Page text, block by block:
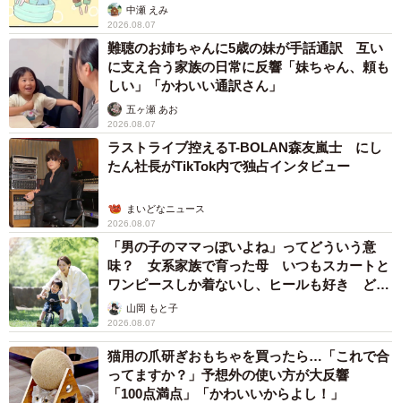
では仕事の後、まずトレーニングをする生活に変化したの
だそう。
「仕事後にトレーニングしてから飲む、という少しだけ健
康的な生活になりました（笑）。実はビフォー写真の当
時、自分では自身を『昔スポーツをやっていたガタイのい
い人』だと思っていたんですよね。『お前、実は全然そん
なことないぞ！』と、過去の自分に教えてあげたいです」
投稿には、「こんな変われるんですね…」「別人レベルで
イケメン」「大成功すぎる」など、ビフォーアフターに驚
きの声が多く寄せられました。
「誰かの気持ちを変えられたのが、うれしかったです。
『自分も頑張ろう』と思ってもらえたなら、投稿してよか
ったなと思います」
中瀬 えみ
2026.08.07
難聴のお姉ちゃんに5歳の妹が手話通訳 互い
に支え合う家族の日常に反響「妹ちゃん、頼も
しい」「かわいい通訳さん」
五ヶ瀬 あお
2026.08.07
ラストライブ控えるT-BOLAN森友嵐士 にし
たん社長がTikTok内で独占インタビュー
まいどなニュース
2026.08.07
「男の子のママっぽいよね」ってどういう意
味？ 女系家族で育った母 いつもスカートと
ワンピースしか着ないし、ヒールも好き どの
へんが…
山岡 もと子
2026.08.07
猫用の爪研ぎおもちゃを買ったら…「これで合
ってますか？」予想外の使い方が大反響
「100点満点」「かわいいからよし！」